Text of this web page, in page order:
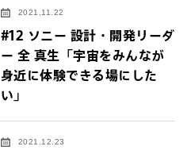
2021.11.22
#12 ソニー 設計・開発リーダ
ー 全 真生「宇宙をみんなが
身近に体験できる場にした
い」
2021.12.23